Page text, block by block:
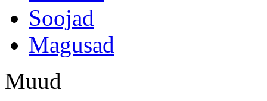
Soojad
Magusad
Muud